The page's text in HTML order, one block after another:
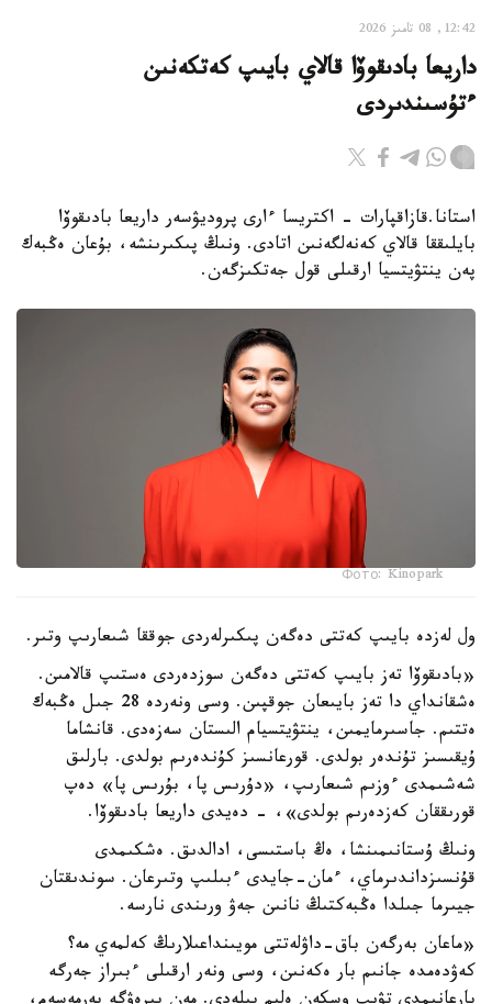
12:42, 08 تامىز 2026
داريعا بادىقوۆا قالاي بايىپ كەتكەنىن
ءتۇسىندىردى
استانا.قازاقپارات - اكتريسا ءارى پروديۋسەر داريعا بادىقوۆا
بايلىققا قالاي كەنەلگەنىن اتادى. ونىڭ پىكىرىنشە، بۇعان ەڭبەك
پەن ينتۋيتسيا ارقىلى قول جەتكىزگەن.
Фото: Kinopark
ول لەزدە بايىپ كەتتى دەگەن پىكىرلەردى جوققا شىعارىپ وتىر.
«بادىقوۆا تەز بايىپ كەتتى دەگەن سوزدەردى ەستىپ قالامىن.
ەشقانداي دا تەز بايىعان جوقپىن. وسى ونەردە 28 جىل ەڭبەك
ەتتىم. جاسىرمايمىن، ينتۋيتسيام الىستان سەزەدى. قانشاما
ۇيقىسىز تۇندەر بولدى. قورعانسىز كۇندەرىم بولدى. بارلىق
شەشىمدى ءوزىم شىعارىپ، «دۇرىس پا، بۇرىس پا» دەپ
قورىققان كەزدەرىم بولدى»، - دەيدى داريعا بادىقوۆا.
ونىڭ ۇستانىمىنشا، ەڭ باستىسى، ادالدىق. ەشكىمدى
قۇنسىزداندىرماي، ءمان-جايدى ءبىلىپ وتىرعان. سوندىقتان
جيىرما جىلدا ەڭبەكتىڭ نانىن جەۋ ورىندى نارسە.
«ماعان بەرگەن باق-داۋلەتتى مويىنداعىلارىڭ كەلمەي مە؟
كەۋدەمدە جانىم بار ەكەنىن، وسى ونەر ارقىلى ءبىراز جەرگە